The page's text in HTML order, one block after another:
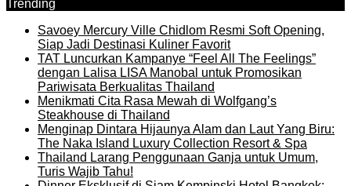
Trending
Savoey Mercury Ville Chidlom Resmi Soft Opening,
Siap Jadi Destinasi Kuliner Favorit
TAT Luncurkan Kampanye “Feel All The Feelings”
dengan Lalisa LISA Manobal untuk Promosikan
Pariwisata Berkualitas Thailand
Menikmati Cita Rasa Mewah di Wolfgang’s
Steakhouse di Thailand
Menginap Dintara Hijaunya Alam dan Laut Yang Biru:
The Naka Island Luxury Collection Resort & Spa
Thailand Larang Penggunaan Ganja untuk Umum,
Turis Wajib Tahu!